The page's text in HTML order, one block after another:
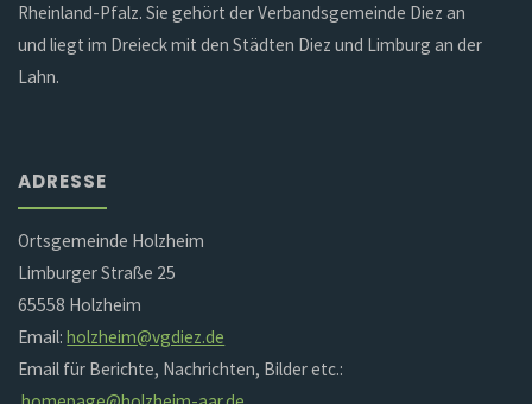
Rheinland-Pfalz. Sie gehört der Verbandsgemeinde Diez an
und liegt im Dreieck mit den Städten Diez und Limburg an der
Lahn.
ADRESSE
Ortsgemeinde Holzheim
Limburger Straße 25
65558 Holzheim
Email:holzheim@vgdiez.de
Email für Berichte, Nachrichten, Bilder etc.: